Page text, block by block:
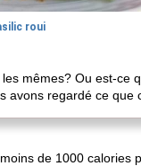
roui
mêmes? Ou est-
avons regardé ce
de 1000